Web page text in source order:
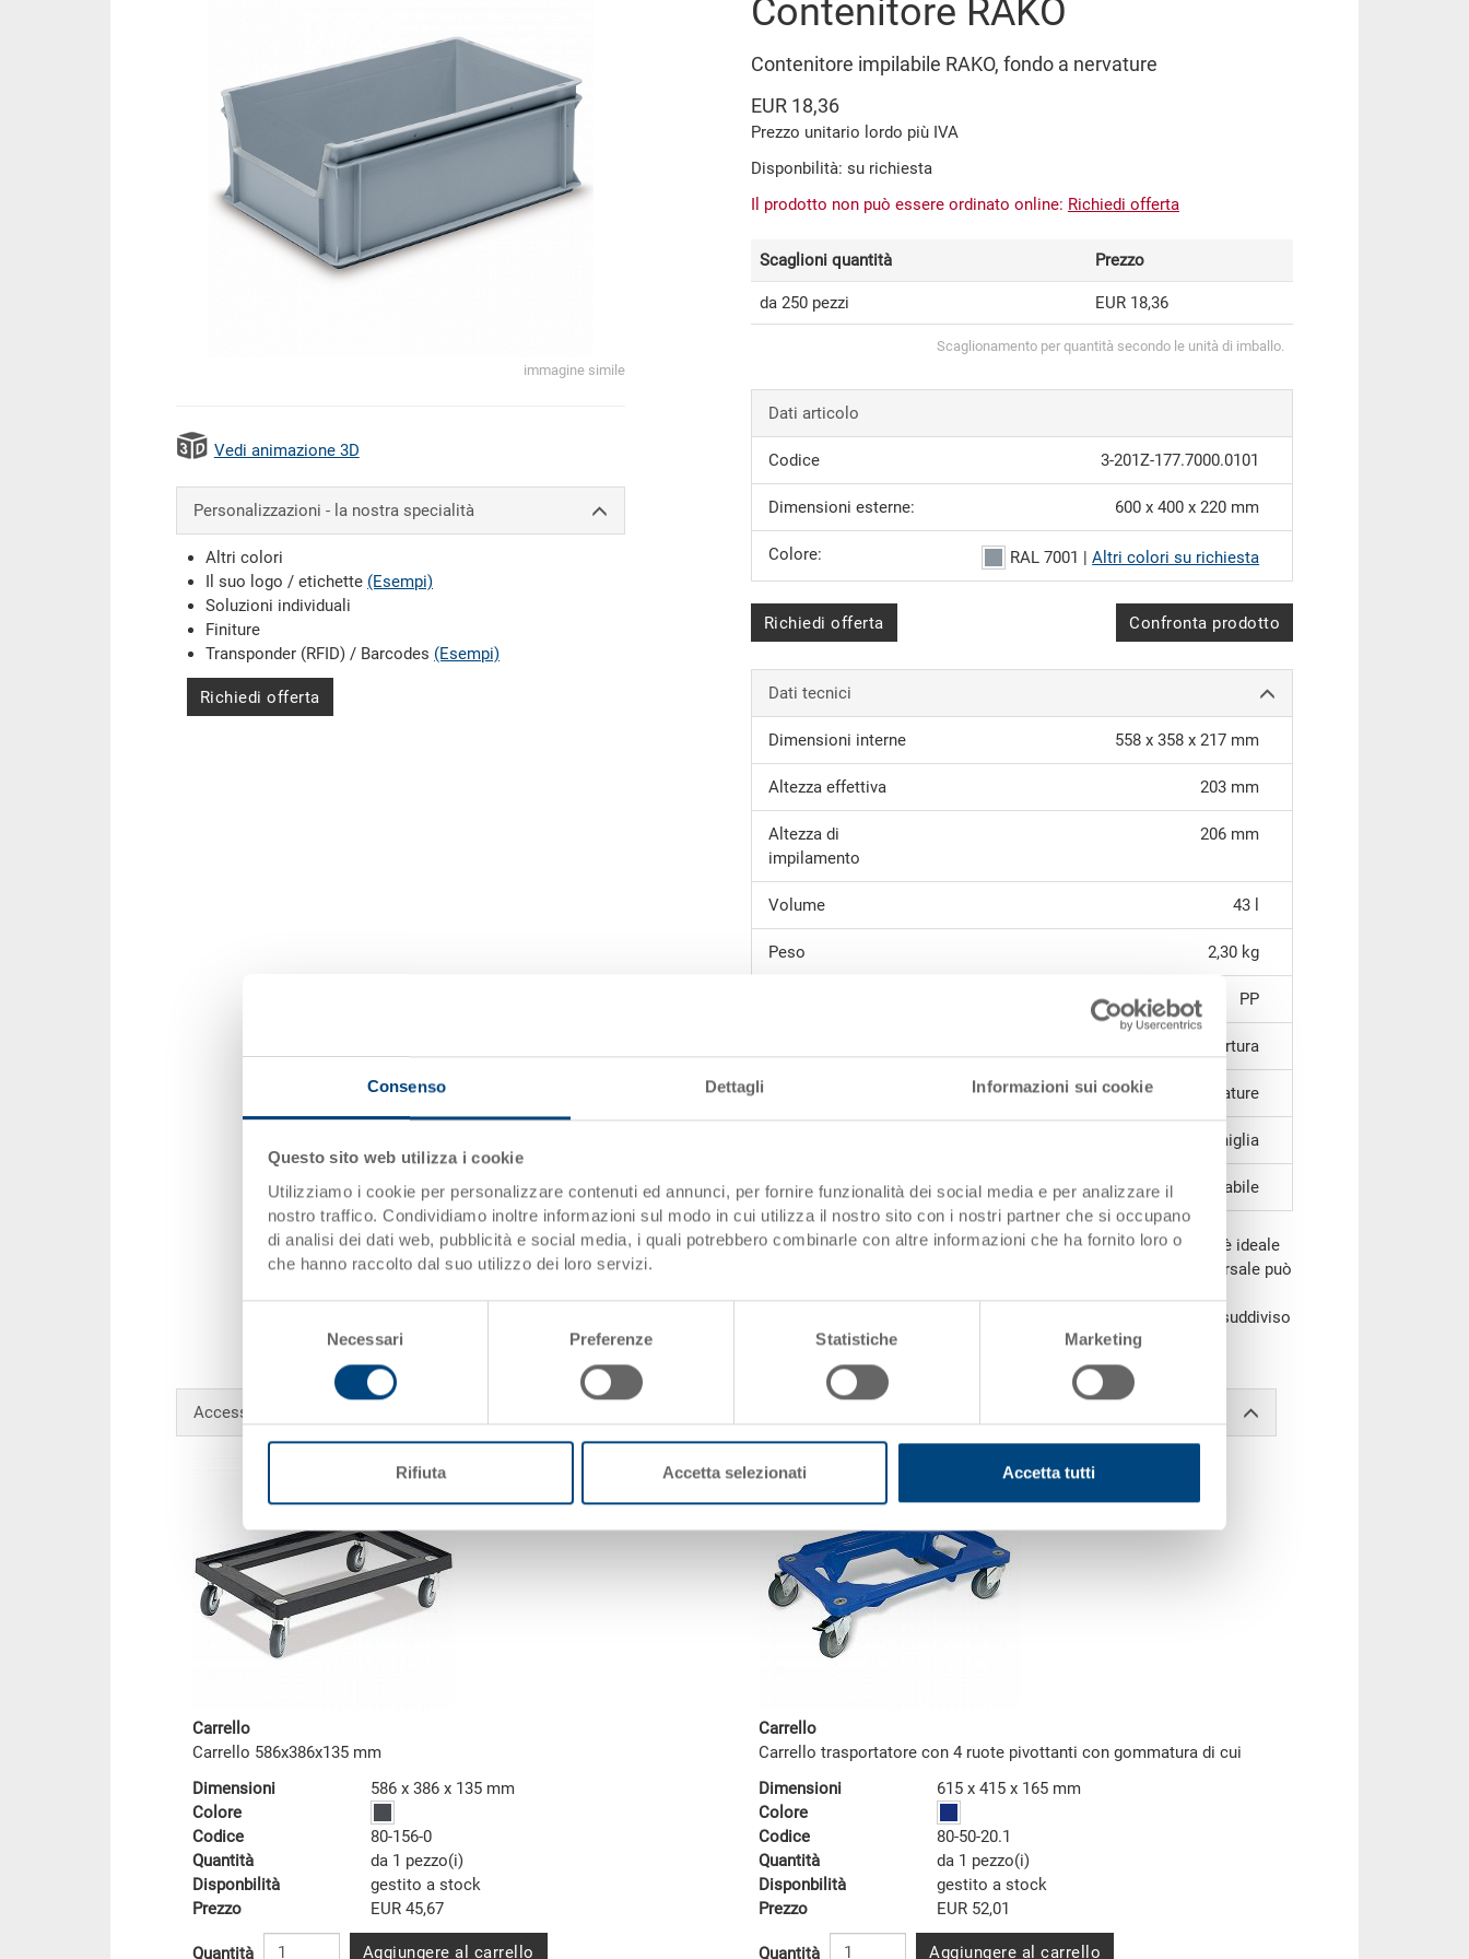
Consenso Dettagli Informazioni sui cookie
Questo sito web utilizza i cookie
Utilizziamo i cookie per personalizzare contenuti ed annunci, per fornire funzionalità dei social media e per analizzare il
nostro traffico. Condividiamo inoltre informazioni sul modo in cui utilizza il nostro sito con i nostri partner che si occupano
di analisi dei dati web, pubblicità e social media, i quali potrebbero combinarle con altre informazioni che ha fornito loro o
che hanno raccolto dal suo utilizzo dei loro servizi.
Necessari Preferenze Statistiche Marketing
Rifiuta Accetta selezionati Accetta tutti
immagine simile
Vedi animazione 3D
Personalizzazioni - la nostra specialità
Altri colori
Il suo logo / etichette (Esempi)
Soluzioni individuali
Finiture
Transponder (RFID) / Barcodes (Esempi)
Richiedi offerta
Contenitore RAKO
Contenitore impilabile RAKO, fondo a nervature
EUR 18,36
Prezzo unitario lordo più IVA
Disponbilità: su richiesta
Il prodotto non può essere ordinato online: Richiedi offerta
Scaglioni quantità Prezzo
da 250 pezzi EUR 18,36
Scaglionamento per quantità secondo le unità di imballo.
Dati articolo
Codice 3-201Z-177.7000.0101
Dimensioni esterne: 600 x 400 x 220 mm
Colore: RAL 7001 |Altri colori su richiesta
Richiedi offerta Confronta prodotto
Dati tecnici
Dimensioni interne 558 x 358 x 217 mm
Altezza effettiva 203 mm
Altezza di
impilamento
206 mm
Volume 43 l
Peso 2,30 kg
PP
chiuse, 1 parete corta con apertura
a nervature
1 impugnatura a conchiglia
Variante di sistema impilabile
Grazie alla sua capacità di carico, il contenitore impilabile RAKO è ideale
per trasporto e stoccaggio. Inoltre, questo eurocontenitore universale può
compatibili con europallet). Infine, può essere contrassegnato e suddiviso
su richiesta.
Accessori opzionali
Carrello
Carrello 586x386x135 mm
Dimensioni
586 x 386 x 135 mm
Colore
Codice
80-156-0
Quantità
da 1 pezzo(i)
Disponbilità
gestito a stock
Prezzo
EUR 45,67
Quantità Aggiungere al carrello
Carrello
Carrello trasportatore con 4 ruote pivottanti con gommatura di cui
Dimensioni
615 x 415 x 165 mm
Colore
Codice
80-50-20.1
Quantità
da 1 pezzo(i)
Disponbilità
gestito a stock
Prezzo
EUR 52,01
Quantità Aggiungere al carrello